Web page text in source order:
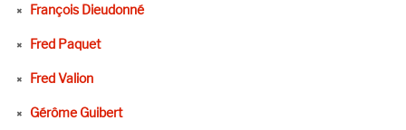
François Dieudonné
Fred Paquet
Fred Valion
Gérôme Guibert